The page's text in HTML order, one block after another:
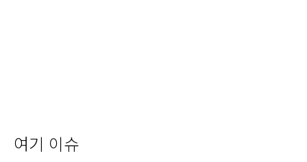
여기 이슈